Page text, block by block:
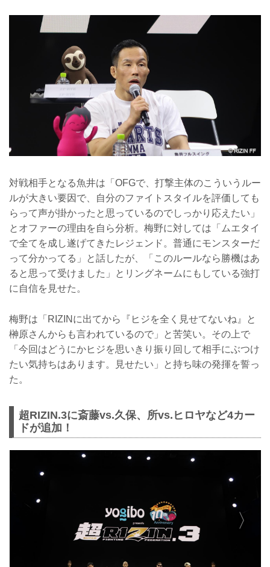
対戦相手となる魚井は「OFGで、打撃主体のこういうルー
ルが大きい要因で、自分のファイトスタイルを評価しても
らって声が掛かったと思っているのでしっかり応えたい」
とオファーの理由を自ら分析。梅野に対しては「ムエタイ
で全てを成し遂げてきたレジェンド。普通にモンスターだ
って分かってる」と話したが、「このルールなら勝機はあ
ると思って受けました」とリングネームにもしている強打
に自信を見せた。
梅野は「RIZINに出てから『ヒジを全く見せてないね』と
榊原さんからも言われているので」と苦笑い。その上で
「今回はどうにかヒジを思いきり振り回して相手にぶつけ
たい気持ちはあります。見せたい」と持ち味の発揮を誓っ
た。
超RIZIN.3に斎藤vs.久保、所vs.ヒロヤなど4カー
ドが追加！